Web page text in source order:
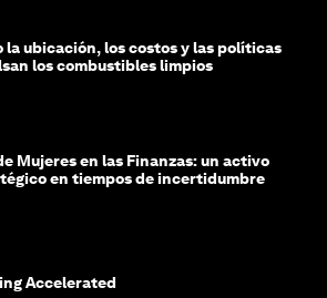
la ubicación, los costos y las políticas
los combustibles limpios
Mujeres en las Finanzas: un activo
en tiempos de incertidumbre
Accelerated